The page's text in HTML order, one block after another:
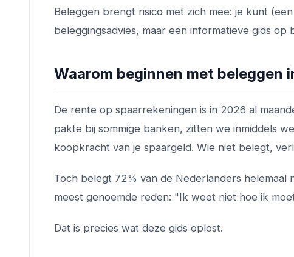
Beleggen brengt risico met zich mee: je kunt
beleggingsadvies, maar een informatieve gids op
Waarom beginnen met beleggen
De rente op spaarrekeningen is in 2026 al
pakte bij sommige banken, zitten we inmiddels
koopkracht van je spaargeld. Wie niet belegt,
Toch belegt 72% van de Nederlanders helemaal
meest genoemde reden: "Ik weet niet hoe ik
Dat is precies wat deze gids oplost.